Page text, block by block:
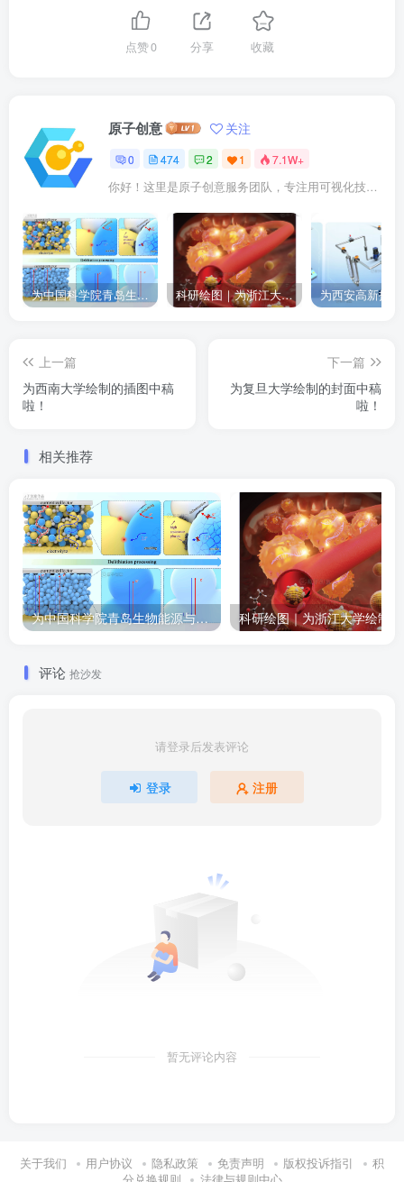
点赞0 分享 收藏
原子创意 关注
0 474 2 1 7.1W+
你好！这里是原子创意服务团队，专注用可视化技术点亮科研成果。我们提供： ✓ 期刊封面设计 ✓ 论文插图优化 ✓ 二维三维动画 ✓ 数字孪生建模 已成功服务10000+企业及科研人士。
为中国科学院青岛生物能源与过程研究所绘制的插图作品 科研绘图｜为浙江大学绘制的封面中稿啦！
上一篇
为西南大学绘制的插图中稿
啦！
下一篇
为复旦大学绘制的封面中稿
啦！
相关推荐
为中国科学院青岛生物能源与过程研究所绘制的插图作品
评论 抢沙发
请登录后发表评论
登录 注册
暂无评论内容
关于我们 用户协议 隐私政策 免责声明 版权投诉指引
积